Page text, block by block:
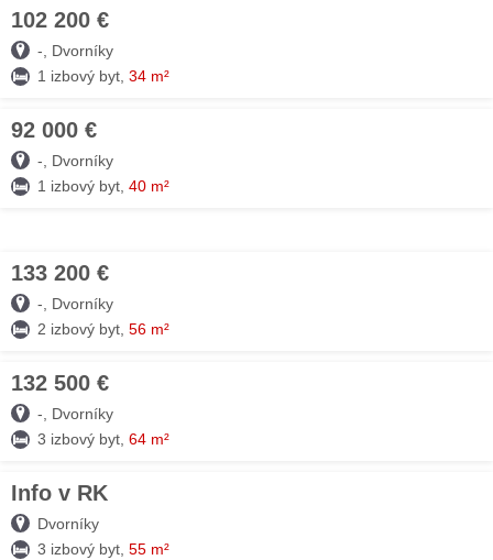
102 200 €
-, Dvorníky
1 izbový byt, 34 m²
92 000 €
-, Dvorníky
1 izbový byt, 40 m²
133 200 €
-, Dvorníky
2 izbový byt, 56 m²
132 500 €
-, Dvorníky
3 izbový byt, 64 m²
Info v RK
Dvorníky
3 izbový byt, 55 m²